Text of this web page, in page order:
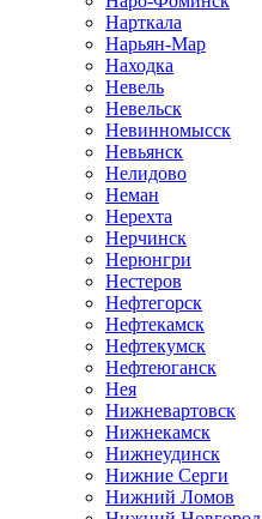
Нарткала
Нарьян-Мар
Находка
Невель
Невельск
Невинномысск
Невьянск
Нелидово
Неман
Нерехта
Нерчинск
Нерюнгри
Нестеров
Нефтегорск
Нефтекамск
Нефтекумск
Нефтеюганск
Нея
Нижневартовск
Нижнекамск
Нижнеудинск
Нижние Серги
Нижний Ломов